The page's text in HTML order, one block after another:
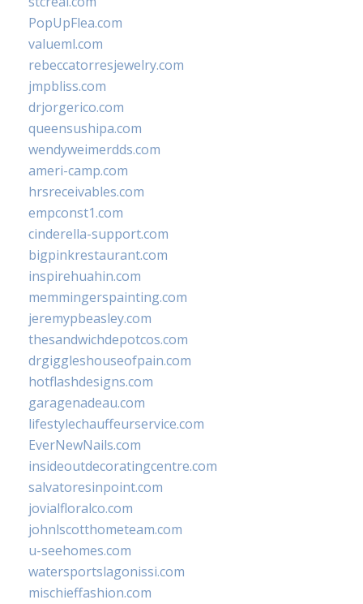
PopUpFlea.com
valueml.com
rebeccatorresjewelry.com
jmpbliss.com
drjorgerico.com
queensushipa.com
wendyweimerdds.com
ameri-camp.com
hrsreceivables.com
empconst1.com
cinderella-support.com
bigpinkrestaurant.com
inspirehuahin.com
memmingerspainting.com
jeremypbeasley.com
thesandwichdepotcos.com
drgiggleshouseofpain.com
hotflashdesigns.com
garagenadeau.com
lifestylechauffeurservice.com
EverNewNails.com
insideoutdecoratingcentre.com
salvatoresinpoint.com
jovialfloralco.com
johnlscotthometeam.com
u-seehomes.com
watersportslagonissi.com
mischieffashion.com